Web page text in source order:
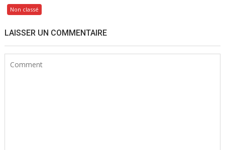
Non classé
LAISSER UN COMMENTAIRE